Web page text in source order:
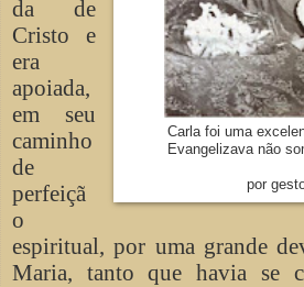
Carla foi uma
Evangelizava não
por
da de
Cristo e
era
apoiada,
em seu
caminho
de
perfeiçã
o
espiritual, por uma grande
Maria, tanto que havia se